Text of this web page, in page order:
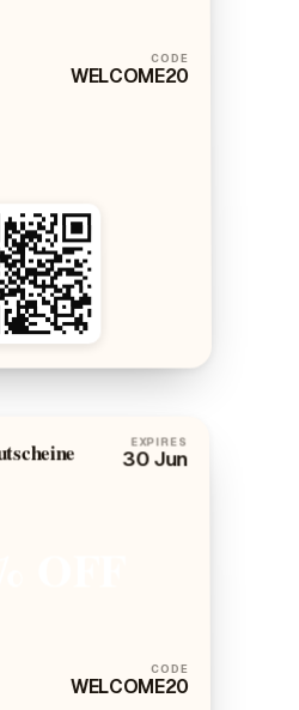
CODE
WELCOME20
EXPIRES
30 Jun
CODE
WELCOME20